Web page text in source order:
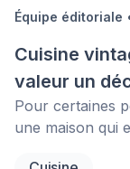
Équipe éditoriale
Cuisine
valeur un
Pour certaines
une maison qui